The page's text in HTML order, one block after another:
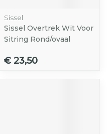
Sissel
Sissel Overtrek Wit Voor
Sitring Rond/ovaal
€ 23,50